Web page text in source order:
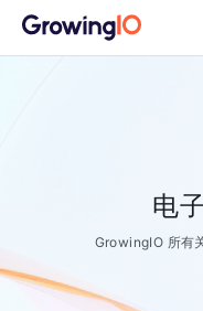
电
GrowingIO 所有